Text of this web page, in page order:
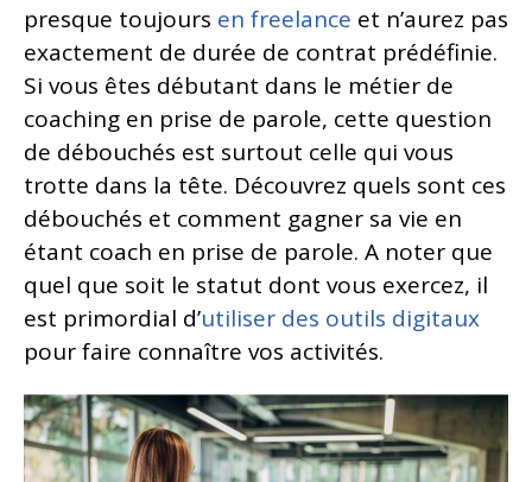
presque toujours en freelance et n’aurez pas
exactement de durée de contrat prédéfinie.
Si vous êtes débutant dans le métier de
coaching en prise de parole, cette question
de débouchés est surtout celle qui vous
trotte dans la tête. Découvrez quels sont ces
débouchés et comment gagner sa vie en
étant coach en prise de parole. A noter que
quel que soit le statut dont vous exercez, il
est primordial d’utiliser des outils digitaux
pour faire connaître vos activités.